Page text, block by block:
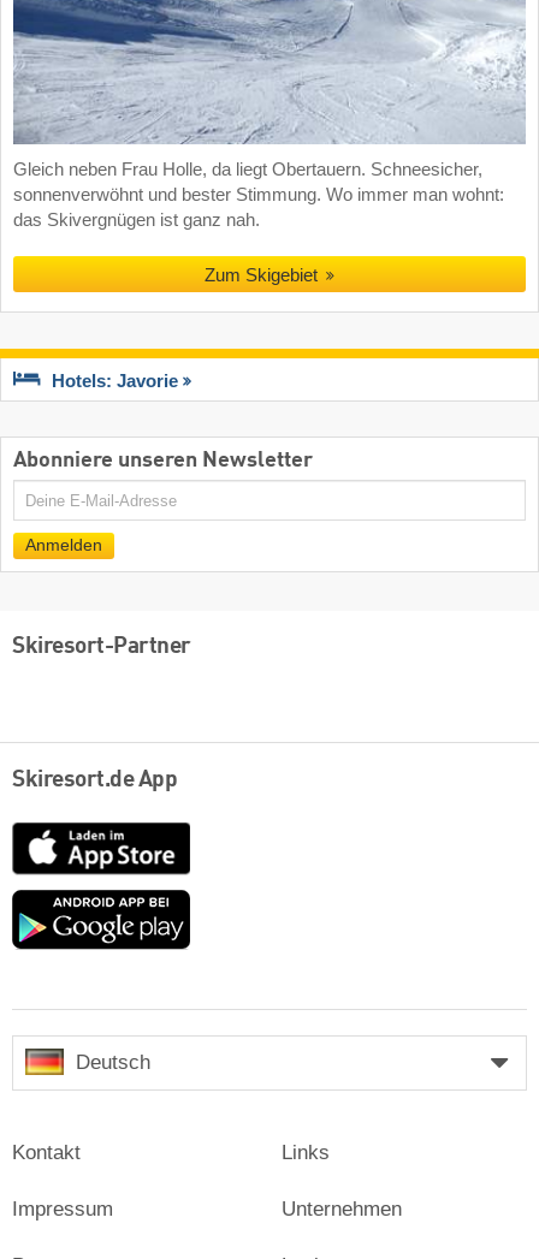
Gleich neben Frau Holle, da liegt Obertauern. Schneesicher,
sonnenverwöhnt und bester Stimmung. Wo immer man wohnt:
das Skivergnügen ist ganz nah.
Zum Skigebiet
Hotels: Javorie
Abonniere unseren Newsletter
E-
Anmelden
Skiresort-Partner
Skiresort.de App
App
Store
Google
Deutsch
Kontakt
Impressum
Links
Unternehmen